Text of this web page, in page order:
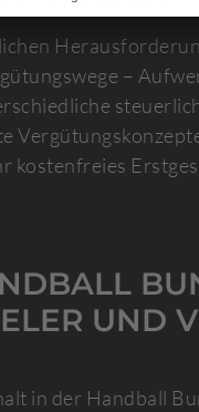
–
kostenfreies
UND
in der Handball